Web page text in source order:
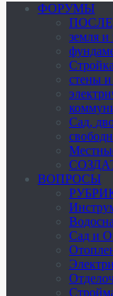
ФОРУМЫ
земля и
стены
Cад,
ВОПРОСЫ
Сад и